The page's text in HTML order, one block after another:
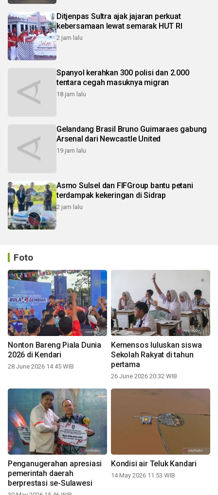
Ditjenpas Sultra ajak jajaran perkuat
kebersamaan lewat semarak HUT RI
2 jam lalu
Spanyol kerahkan 300 polisi dan 2.000
tentara cegah masuknya migran
18 jam lalu
Gelandang Brasil Bruno Guimaraes gabung
Arsenal dari Newcastle United
19 jam lalu
Asmo Sulsel dan FIFGroup bantu petani
terdampak kekeringan di Sidrap
2 jam lalu
Foto
Nonton Bareng Piala Dunia
2026 di Kendari
28 June 2026 14:45 WIB
Kemensos luluskan siswa
Sekolah Rakyat di tahun
pertama
26 June 2026 20:32 WIB
Penganugerahan apresiasi
pemerintah daerah
berprestasi se-Sulawesi
Kondisi air Teluk Kandari
14 May 2026 11:53 WIB